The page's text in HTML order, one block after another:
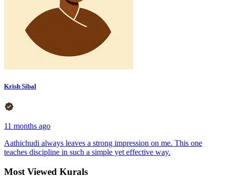
Krish Sibal
11 months ago
Aathichudi always leaves a strong impression on me. This one
teaches discipline in such a simple yet effective way.
Most Viewed Kurals